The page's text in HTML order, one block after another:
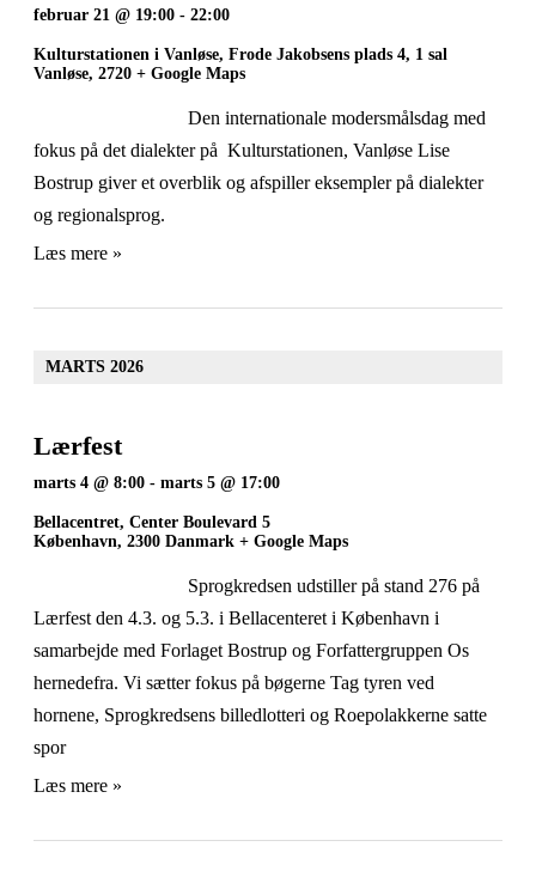
februar 21 @ 19:00 - 22:00
Kulturstationen i Vanløse, Frode Jakobsens plads 4, 1 sal
Vanløse, 2720 + Google Maps
Den internationale modersmålsdag med
fokus på det dialekter på Kulturstationen, Vanløse Lise
Bostrup giver et overblik og afspiller eksempler på dialekter
og regionalsprog.
Læs mere »
MARTS 2026
Lærfest
marts 4 @ 8:00 - marts 5 @ 17:00
Bellacentret, Center Boulevard 5
København, 2300 Danmark + Google Maps
Sprogkredsen udstiller på stand 276 på
Lærfest den 4.3. og 5.3. i Bellacenteret i København i
samarbejde med Forlaget Bostrup og Forfattergruppen Os
hernedefra. Vi sætter fokus på bøgerne Tag tyren ved
hornene, Sprogkredsens billedlotteri og Roepolakkerne satte
spor
Læs mere »